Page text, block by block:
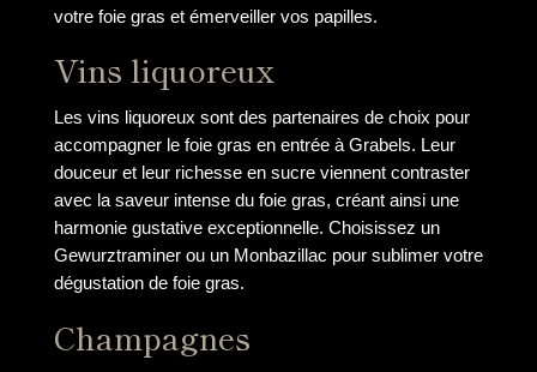
votre foie gras et émerveiller vos papilles.
Vins liquoreux
Les vins liquoreux sont des partenaires de choix pour
accompagner le foie gras en entrée à Grabels. Leur
douceur et leur richesse en sucre viennent contraster
avec la saveur intense du foie gras, créant ainsi une
harmonie gustative exceptionnelle. Choisissez un
Gewurztraminer ou un Monbazillac pour sublimer votre
dégustation de foie gras.
Champagnes